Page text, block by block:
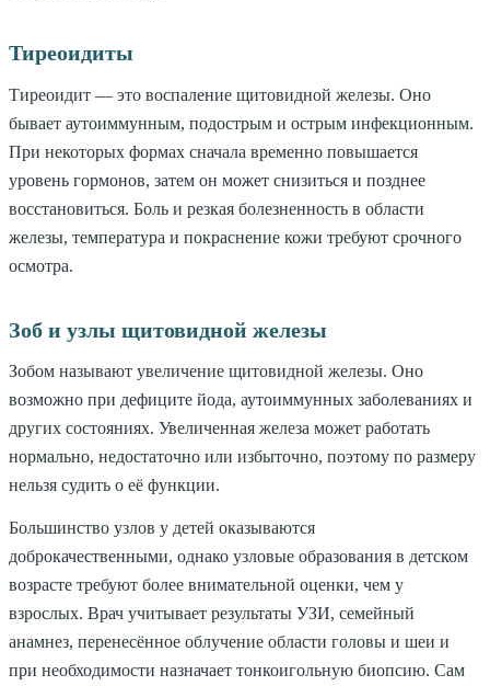
Тиреоидиты
Тиреоидит — это воспаление щитовидной железы. Оно
бывает аутоиммунным, подострым и острым инфекционным.
При некоторых формах сначала временно повышается
уровень гормонов, затем он может снизиться и позднее
восстановиться. Боль и резкая болезненность в области
железы, температура и покраснение кожи требуют срочного
осмотра.
Зоб и узлы щитовидной железы
Зобом называют увеличение щитовидной железы. Оно
возможно при дефиците йода, аутоиммунных заболеваниях и
других состояниях. Увеличенная железа может работать
нормально, недостаточно или избыточно, поэтому по размеру
нельзя судить о её функции.
Большинство узлов у детей оказываются
доброкачественными, однако узловые образования в детском
возрасте требуют более внимательной оценки, чем у
взрослых. Врач учитывает результаты УЗИ, семейный
анамнез, перенесённое облучение области головы и шеи и
при необходимости назначает тонкоигольную биопсию. Сам